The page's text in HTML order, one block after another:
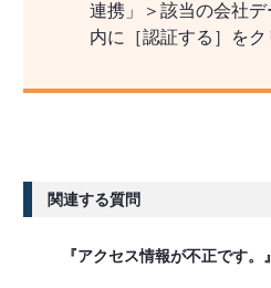
連携」＞該当の会社
内に［認証する］をク
関連する質問
『アクセス情報が不正です